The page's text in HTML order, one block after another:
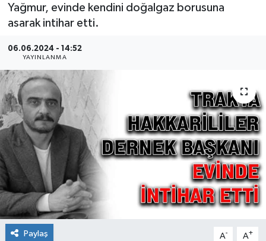
Yağmur, evinde kendini doğalgaz borusuna
asarak intihar etti.
06.06.2024 - 14:52
YAYINLANMA
Paylaş A- A+
Siyaset
Ekonomi
Sağlık
Teknoloji
Yaşam
Tüm Manşetler